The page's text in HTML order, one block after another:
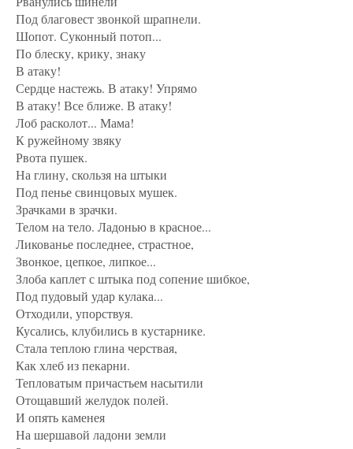
Под благовест звонкой шрапнели.
Шопот. Суконный потоп...
По блеску, крику, знаку
В атаку!
Сердце настежь. В атаку! Упрямо
В атаку! Все ближе. В атаку!
Лоб расколот... Мама!
К ружейному звяку
Рвота пушек.
На глину, скользя на штыки
Под пенье свинцовых мушек.
Зрачками в зрачки.
Телом на тело. Ладонью в красное...
Ликованье последнее, страстное,
Звонкое, цепкое, липкое...
Злоба каплет с штыка под сопение шибкое,
Под пудовый удар кулака...
Отходили, упорствуя.
Кусались, клубились в кустарнике.
Стала теплою глина черствая,
Как хлеб из пекарни.
Тепловатым причастьем насытили
Отощавший желудок полей.
И опять каменея
На шершавой ладони земли